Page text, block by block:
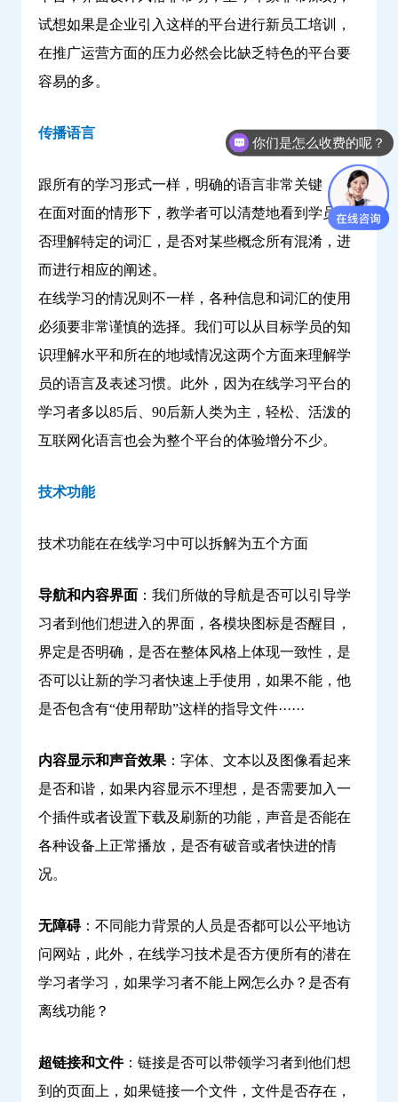
试想如果是企业引入这样的平台进行新员工培训，
在推广运营方面的压力必然会比缺乏特色的平台要
容易的多。
传播语言
跟所有的学习形式一样，明确的语言非常关键，但
在面对面的情形下，教学者可以清楚地看到学员是
否理解特定的词汇，是否对某些概念所有混淆，进
而进行相应的阐述。
在线学习的情况则不一样，各种信息和词汇的使用
必须要非常谨慎的选择。我们可以从目标学员的知
识理解水平和所在的地域情况这两个方面来理解学
员的语言及表述习惯。此外，因为在线学习平台的
学习者多以85后、90后新人类为主，轻松、活泼的
互联网化语言也会为整个平台的体验增分不少。
技术功能
技术功能在在线学习中可以拆解为五个方面
导航和内容界面 ：我们所做的导航是否可以引导学
习者到他们想进入的界面，各模块图标是否醒目，
界定是否明确，是否在整体风格上体现一致性，是
否可以让新的学习者快速上手使用，如果不能，他
是否包含有“使用帮助”这样的指导文件······
内容显示和声音效果 ：字体、文本以及图像看起来
是否和谐，如果内容显示不理想，是否需要加入一
个插件或者设置下载及刷新的功能，声音是否能在
各种设备上正常播放，是否有破音或者快进的情
况。
无障碍：不同能力背景的人员是否都可以公平地访
问网站，此外，在线学习技术是否方便所有的潜在
学习者学习，如果学习者不能上网怎么办？是否有
离线功能？
超链接和文件：链接是否可以带领学习者到他们想
到的页面上，如果链接一个文件，文件是否存在，
你们是怎么收费的呢？